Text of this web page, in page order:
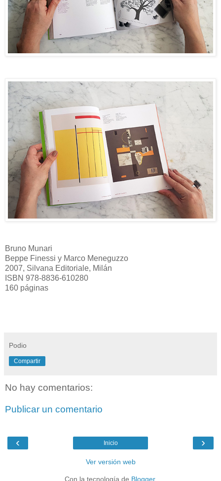
Bruno Munari
Beppe Finessi y Marco Meneguzzo
2007, Silvana Editoriale, Milán
ISBN 978-8836-610280
160 páginas
Podio
Compartir
No hay comentarios:
Publicar un comentario
‹ ›
Inicio
Ver versión web
Con la tecnología de Blogger.